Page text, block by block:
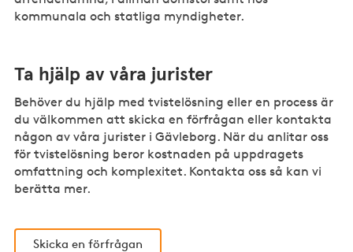
kommunala och statliga myndigheter.
Ta hjälp av våra jurister
Behöver du hjälp med tvistelösning eller en process är
du välkommen att skicka en förfrågan eller kontakta
någon av våra jurister i Gävleborg. När du anlitar oss
för tvistelösning beror kostnaden på uppdragets
omfattning och komplexitet. Kontakta oss så kan vi
berätta mer.
Skicka en förfrågan